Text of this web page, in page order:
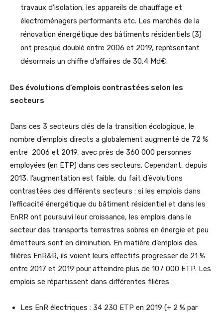
travaux d’isolation, les appareils de chauffage et
électroménagers performants etc. Les marchés de la
rénovation énergétique des bâtiments résidentiels (3)
ont presque doublé entre 2006 et 2019, représentant
désormais un chiffre d’affaires de 30,4 Md€.
Des évolutions d’emplois contrastées selon les
secteurs
Dans ces 3 secteurs clés de la transition écologique, le
nombre d’emplois directs a globalement augmenté de 72 %
entre 2006 et 2019, avec près de 360 000 personnes
employées (en ETP) dans ces secteurs. Cependant, depuis
2013, l’augmentation est faible, du fait d’évolutions
contrastées des différents secteurs : si les emplois dans
l’efficacité énergétique du bâtiment résidentiel et dans les
EnRR ont poursuivi leur croissance, les emplois dans le
secteur des transports terrestres sobres en énergie et peu
émetteurs sont en diminution. En matière d’emplois des
filières EnR&R, ils voient leurs effectifs progresser de 21 %
entre 2017 et 2019 pour atteindre plus de 107 000 ETP. Les
emplois se répartissent dans différentes filières :
Les EnR électriques : 34 230 ETP en 2019 (+ 2 % par